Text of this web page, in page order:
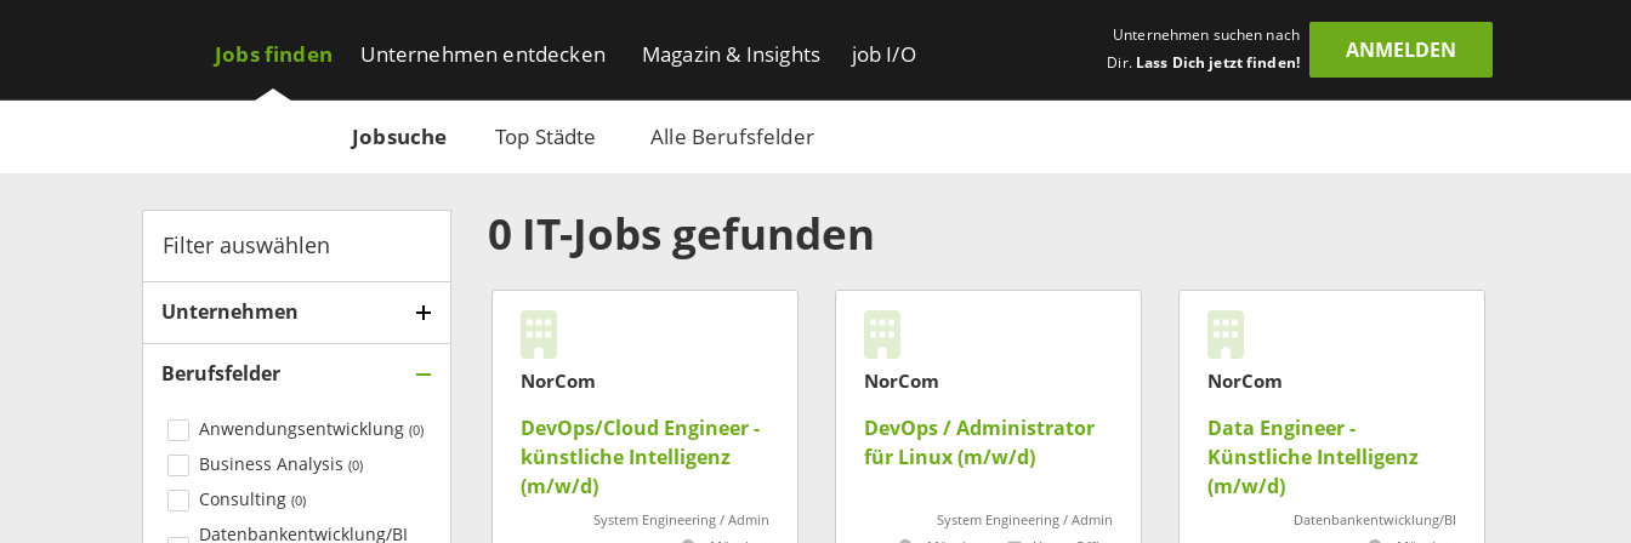
Jobs finden
Jobsuche Top Städte Alle Berufsfelder
Unternehmen entdecken Magazin & Insights job I/O
Unternehmen suchen nach
Dir. Lass Dich jetzt finden!
ANMELDEN
Filter auswählen
Unternehmen
Berufsfelder
Anwendungsentwicklung (0)
Business Analysis (0)
Consulting (0)
Datenbankentwicklung/BI
0 IT-Jobs gefunden
NorCom
DevOps/Cloud Engineer -
künstliche Intelligenz
(m/w/d)
System Engineering / Admin
NorCom
DevOps / Administrator
für Linux (m/w/d)
System Engineering / Admin
NorCom
Data Engineer -
Künstliche Intelligenz
(m/w/d)
Datenbankentwicklung/BI